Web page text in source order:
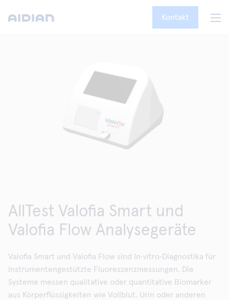
Kontakt
AllTest Valofia Smart und
Valofia Flow Analysegeräte
Valofia Smart und Valofia Flow sind In‑vitro‑Diagnostika für
instrumentengestützte Fluoreszenzmessungen. Die
Systeme messen qualitative oder quantitative Biomarker
aus Körperflüssigkeiten wie Vollblut, Urin oder anderen